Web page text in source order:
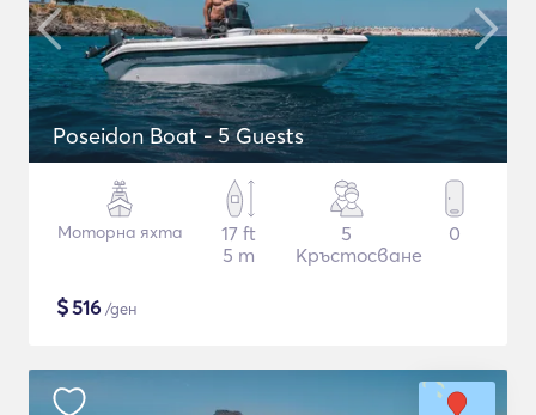
Poseidon Boat - 5 Guests
Моторна яхта
17 ft
5 m
5
Кръстосване
0
$516 /ден